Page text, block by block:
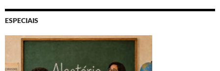
ESPECIAIS